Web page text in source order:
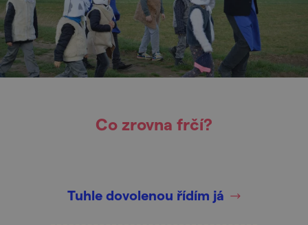
Co zrovna frčí?
Tuhle dovolenou řídím já